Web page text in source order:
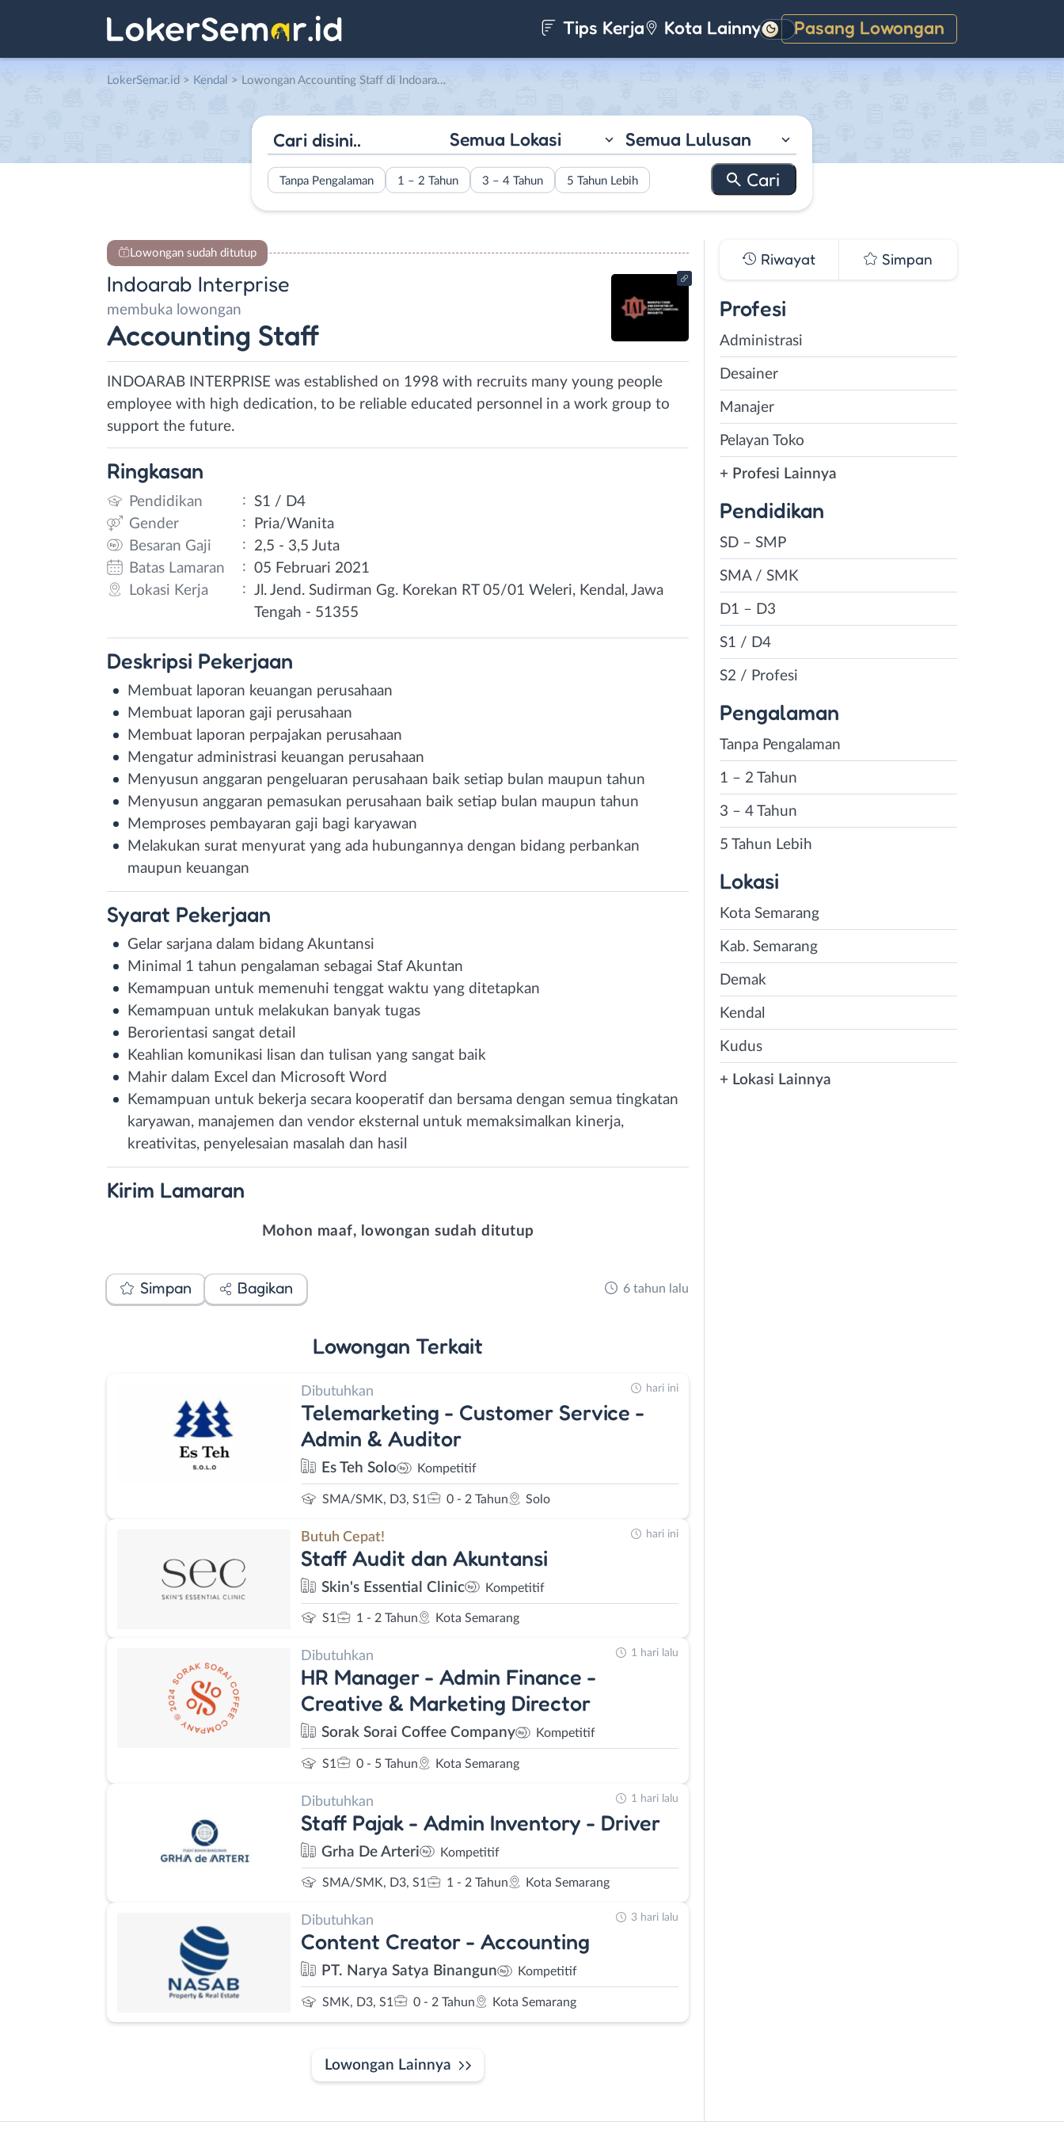
Tips Kerja Kota Lainnya Pasang Lowongan
Gelap
LokerSemar.id > Kendal > Lowongan Accounting Staff di Indoarab Interprise
Semua Lokasi Semua Lulusan
Tanpa Pengalaman 1 – 2 Tahun 3 – 4 Tahun 5 Tahun Lebih
Lowongan sudah ditutup
Indoarab Interprise
membuka lowongan
Accounting Staff
INDOARAB INTERPRISE was established on 1998 with recruits many young people
employee with high dedication, to be reliable educated personnel in a work group to
support the future.
Ringkasan
Pendidikan : S1 / D4
Gender
:
Pria/Wanita
Besaran Gaji
:
2,5 - 3,5 Juta
Batas Lamaran
: 05 Februari 2021
Lokasi Kerja
: Jl. Jend. Sudirman Gg. Korekan RT 05/01 Weleri, Kendal, Jawa
Tengah - 51355
Deskripsi Pekerjaan
Membuat laporan keuangan perusahaan
Membuat laporan gaji perusahaan
Membuat laporan perpajakan perusahaan
Mengatur administrasi keuangan perusahaan
Menyusun anggaran pengeluaran perusahaan baik setiap bulan maupun tahun
Menyusun anggaran pemasukan perusahaan baik setiap bulan maupun tahun
Memproses pembayaran gaji bagi karyawan
Melakukan surat menyurat yang ada hubungannya dengan bidang perbankan
maupun keuangan
Syarat Pekerjaan
Gelar sarjana dalam bidang Akuntansi
Minimal 1 tahun pengalaman sebagai Staf Akuntan
Kemampuan untuk memenuhi tenggat waktu yang ditetapkan
Kemampuan untuk melakukan banyak tugas
Berorientasi sangat detail
Keahlian komunikasi lisan dan tulisan yang sangat baik
Mahir dalam Excel dan Microsoft Word
Kemampuan untuk bekerja secara kooperatif dan bersama dengan semua tingkatan
karyawan, manajemen dan vendor eksternal untuk memaksimalkan kinerja,
kreativitas, penyelesaian masalah dan hasil
Kirim Lamaran
Mohon maaf, lowongan sudah ditutup
Simpan Bagikan 6 tahun lalu
Lowongan Terkait
Dibutuhkan
Telemarketing - Customer Service -
Admin & Auditor
Es Teh Solo Kompetitif
SMA/SMK, D3, S1 0 - 2 Tahun Solo
hari ini
Butuh Cepat!
Staff Audit dan Akuntansi
Skin's Essential Clinic Kompetitif
S1 1 - 2 Tahun Kota Semarang
hari ini
Dibutuhkan
HR Manager - Admin Finance -
Creative & Marketing Director
Sorak Sorai Coffee Company Kompetitif
S1 0 - 5 Tahun Kota Semarang
1 hari lalu
Dibutuhkan
Staff Pajak - Admin Inventory - Driver
Grha De Arteri Kompetitif
SMA/SMK, D3, S1 1 - 2 Tahun Kota Semarang
1 hari lalu
Dibutuhkan
Content Creator - Accounting
PT. Narya Satya Binangun Kompetitif
SMK, D3, S1 0 - 2 Tahun Kota Semarang
3 hari lalu
Lowongan Lainnya
Riwayat Simpan
Profesi
Administrasi
Desainer
Manajer
Pelayan Toko
+ Profesi Lainnya
Pendidikan
SD – SMP
SMA / SMK
D1 – D3
S1 / D4
S2 / Profesi
Pengalaman
Tanpa Pengalaman
1 – 2 Tahun
3 – 4 Tahun
5 Tahun Lebih
Lokasi
Kota Semarang
Kab. Semarang
Demak
Kendal
Kudus
+ Lokasi Lainnya